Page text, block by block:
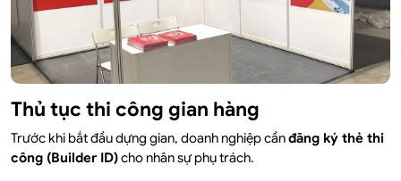
Thủ tục thi công gian hàng
Trước khi bắt đầu dựng gian, doanh nghiệp cầnđăng ký thẻ thi
công (Builder ID)cho nhân sự phụ trách.